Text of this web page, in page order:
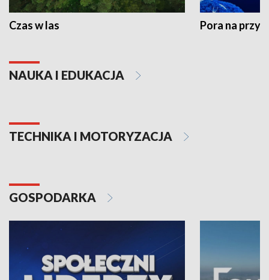
Czas w las Pora na
NAUKA I EDUKACJA
TECHNIKA I MOTORYZACJA
GOSPODARKA